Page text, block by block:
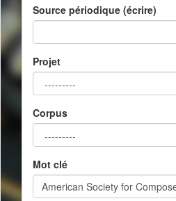
Source périodique (écrire)
Projet
Corpus
Mot clé